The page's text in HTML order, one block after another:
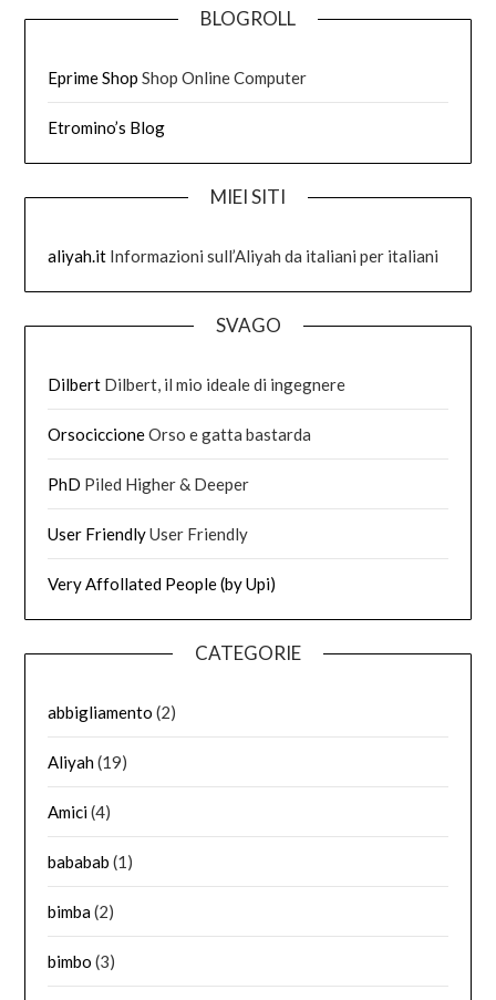
BLOGROLL
Eprime Shop Shop Online Computer
Etromino’s Blog
MIEI SITI
aliyah.it Informazioni sull’Aliyah da italiani per italiani
SVAGO
Dilbert Dilbert, il mio ideale di ingegnere
OrsociccioneOrso e gatta bastarda
PhD Piled Higher & Deeper
User FriendlyUser Friendly
Very Affollated People (by Upi)
CATEGORIE
abbigliamento (2)
Aliyah(19)
Amici(4)
bababab (1)
bimba(2)
bimbo (3)